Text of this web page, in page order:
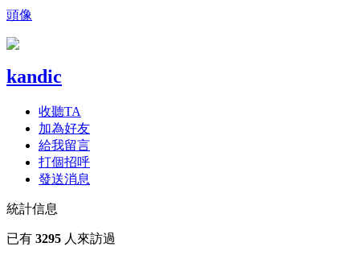
頭像
kandic
收聽TA
加為好友
給我留言
打個招呼
發送消息
統計信息
已有 3295 人來訪過